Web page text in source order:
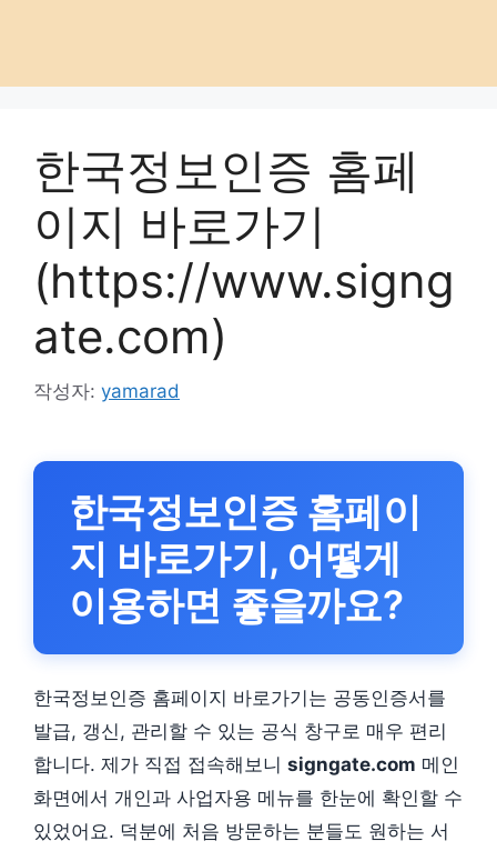
한국정보인증 홈페
이지 바로가기
(https://www.signg
ate.com)
작성자: yamarad
한국정보인증 홈페이
지 바로가기, 어떻게
이용하면 좋을까요?
한국정보인증 홈페이지 바로가기는 공동인증서를
발급, 갱신, 관리할 수 있는 공식 창구로 매우 편리
합니다. 제가 직접 접속해보니 signgate.com 메인
화면에서 개인과 사업자용 메뉴를 한눈에 확인할 수
있었어요. 덕분에 처음 방문하는 분들도 원하는 서